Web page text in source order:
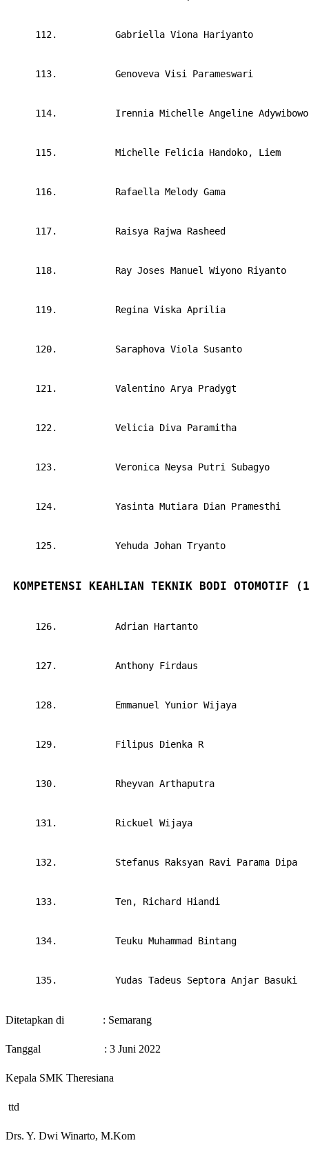
112. Gabriella Viona Hariyanto
113. Genoveva Visi Parameswari
114. Irennia Michelle Angeline Adywibowo
115. Michelle Felicia Handoko, Liem
116. Rafaella Melody Gama
117. Raisya Rajwa Rasheed
118. Ray Joses Manuel Wiyono Riyanto
119. Regina Viska Aprilia
120. Saraphova Viola Susanto
121. Valentino Arya Pradygt
122. Velicia Diva Paramitha
123. Veronica Neysa Putri Subagyo
124. Yasinta Mutiara Dian Pramesthi
125. Yehuda Johan Tryanto
KOMPETENSI KEAHLIAN TEKNIK BODI OTOMOTIF
126. Adrian Hartanto
127. Anthony Firdaus
128. Emmanuel Yunior Wijaya
129. Filipus Dienka R
130. Rheyvan Arthaputra
131. Rickuel Wijaya
132. Stefanus Raksyan Ravi Parama Dipa
133. Ten, Richard Hiandi
134. Teuku Muhammad Bintang
135. Yudas Tadeus Septora Anjar Basuki
Ditetapkan di : Semarang
Tanggal : 3 Juni 2022
Kepala SMK Theresiana
ttd
Drs. Y. Dwi Winarto, M.Kom